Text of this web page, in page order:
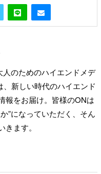
人のためのハイエンドメデ
、新しい時代のハイエンド
報をお届け。皆様のONは
”になっていただく、そん
ます。